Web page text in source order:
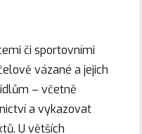
či sportovními
vázané a jejich
– včetně
a vykazovat
U větších